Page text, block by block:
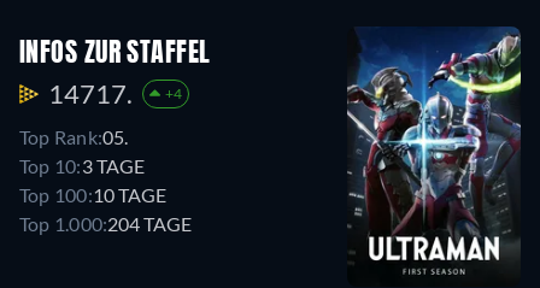
INFOS ZUR STAFFEL
14717. +4
Top Rank:05.
Top 10:3 TAGE
Top 100:10 TAGE
Top 1.000:204 TAGE